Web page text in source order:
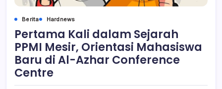
Berita Hardnews
Pertama Kali dalam Sejarah
PPMI Mesir, Orientasi Mahasiswa
Baru di Al-Azhar Conference
Centre